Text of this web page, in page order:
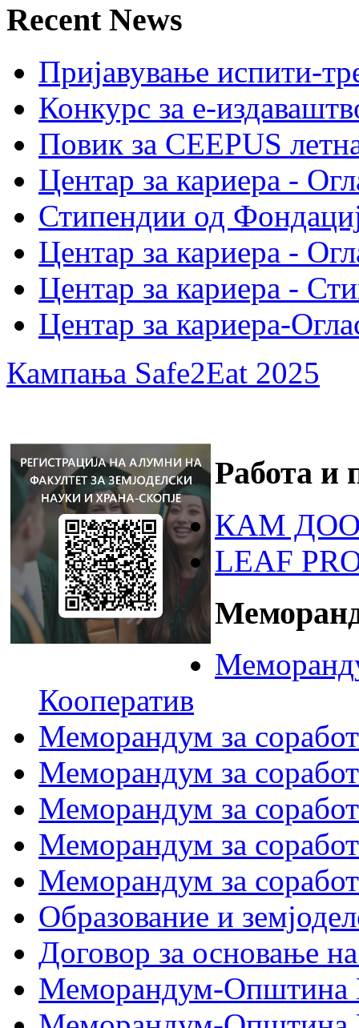
Recent News
Пријавување испити-
Конкурс за е-
Повик за CEEPUS
Центар за кариера -
Стипендии од
Центар за кариера -
Центар за кариера -
Центар за кариера-
Кампања Safe2Eat 2025
Работа и
КАМ ДОО
LEAF
Кооператив
Меморандум за
Меморандум за
Меморандум за
Меморандум за
Меморандум за
Образование и
Договор за основање
Меморандум-Општина